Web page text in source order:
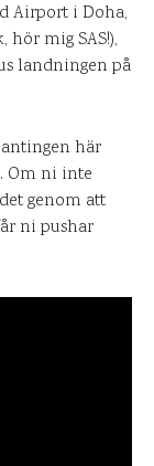
Airport i Doha,
mig SAS!),
landningen på
här
Om ni inte
genom att
ni pushar